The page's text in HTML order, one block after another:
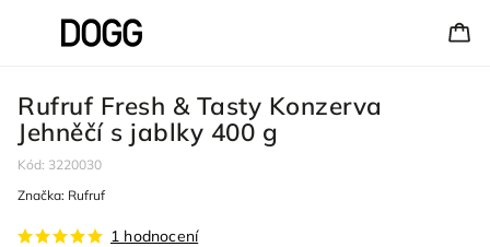
Rufruf Fresh & Tasty Konzerva
Jehněčí s jablky 400 g
Kód: 3220030
1 hodnocení
Značka: Rufruf